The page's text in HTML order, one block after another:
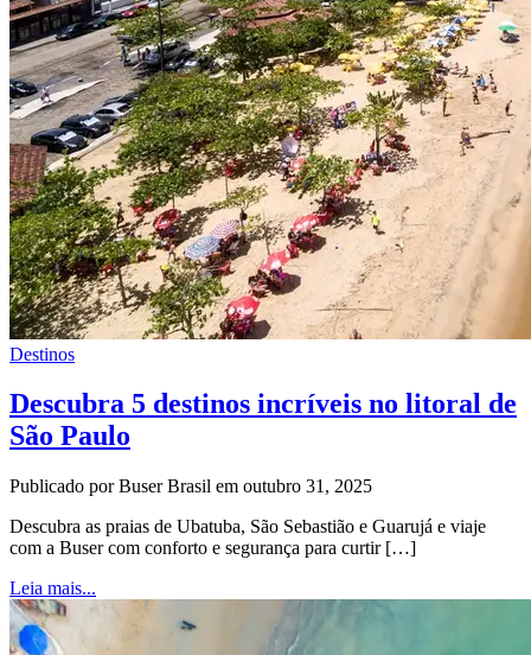
Destinos
Descubra 5 destinos incríveis no litoral de
São Paulo
Publicado por Buser Brasil em outubro 31, 2025
Descubra as praias de Ubatuba, São Sebastião e Guarujá e viaje
com a Buser com conforto e segurança para curtir […]
Leia mais...